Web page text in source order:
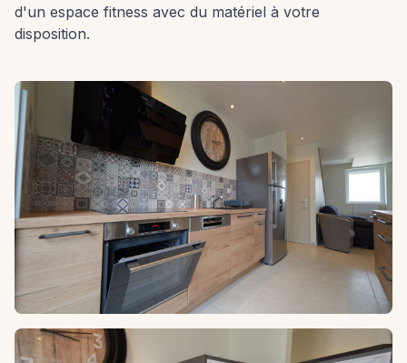
d'un espace fitness avec du matériel à votre
disposition.